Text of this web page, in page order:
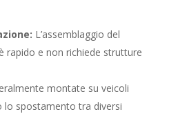
L’assemblaggio del
rapido e non richiede strutture
montate su veicoli
lo spostamento tra diversi